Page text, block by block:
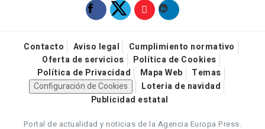
Contacto Aviso legal
Cumplimiento normativo
Oferta de servicios
Política de Cookies
Política de Privacidad
Mapa Web
Temas
Configuración de Cookies
Loteria de navidad
Publicidad estatal
Portal de actualidad y noticias de la Agencia Europa Press.